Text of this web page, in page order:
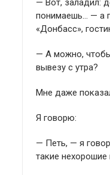
— Вот, заладил:
понимаешь… — а
«Донбасс»,
— А можно,
вывезу с утра?
Мне даже
Я говорю:
— Петь, — я
такие нехорошие